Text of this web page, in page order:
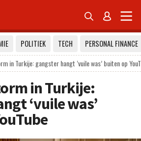
 
POLITIEK TECH
PERSONAL FINANCE
in Turkije: gangster hangt ‘vuile was’ buiten op
in Turkije:
‘vuile was’